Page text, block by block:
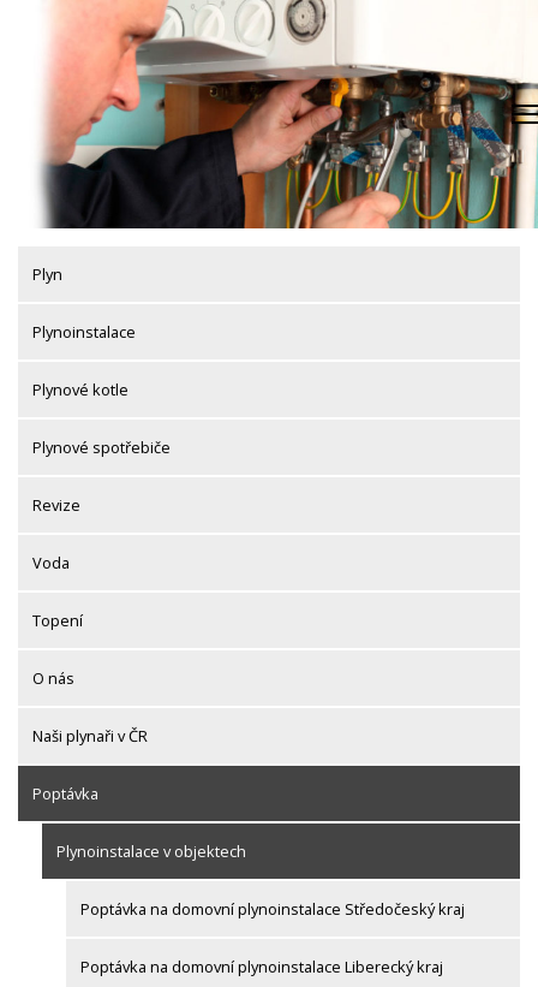
Plyn
Plynoinstalace
Plynové kotle
Plynové spotřebiče
Revize
Voda
Topení
O nás
Naši plynaři v ČR
Poptávka
Plynoinstalace v objektech
Poptávka na domovní plynoinstalace Středočeský kraj
Poptávka na domovní plynoinstalace Liberecký kraj